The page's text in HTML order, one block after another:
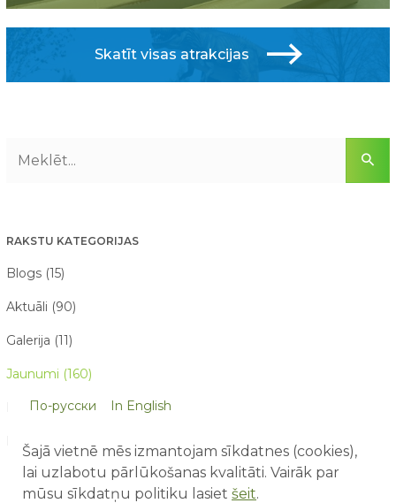
Skatīt visas atrakcijas
RAKSTU KATEGORIJAS
Blogs (15)
Aktuāli (90)
Galerija (11)
Jaunumi (160)
Konkursi (21)
Par mums raksta (21)
По-русски In English
Šajā vietnē mēs izmantojam sīkdatnes (cookies),
lai uzlabotu pārlūkošanas kvalitāti. Vairāk par
mūsu sīkdatņu politiku lasiet šeit.